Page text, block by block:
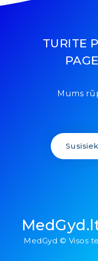
TURITE
Mums
MedGyd © Visos